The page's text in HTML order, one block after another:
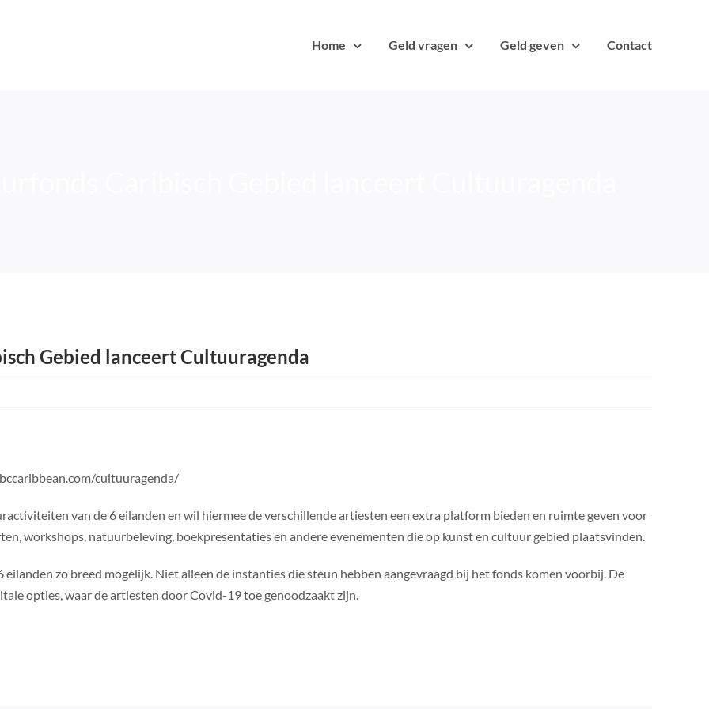
Home Geld vragen Geld geven Contact
Gebied lanceert Cultuuragenda
cultuuragenda/
van de 6 eilanden en wil hiermee de verschillende artiesten een extra platform bieden en ruimte geven voor
workshops, natuurbeleving, boekpresentaties en andere evenementen die op kunst en cultuur gebied plaatsvinden.
zo breed mogelijk. Niet alleen de instanties die steun hebben aangevraagd bij het fonds komen voorbij. De
opties, waar de artiesten door Covid-19 toe genoodzaakt zijn.